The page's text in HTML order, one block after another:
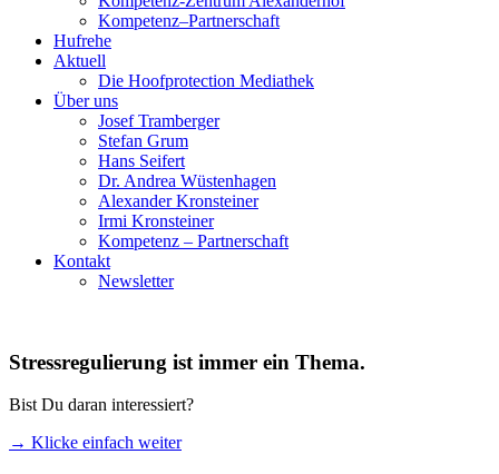
Kompetenz–Partnerschaft
Hufrehe
Aktuell
Die Hoofprotection Mediathek
Über uns
Josef Tramberger
Stefan Grum
Hans Seifert
Dr. Andrea Wüstenhagen
Alexander Kronsteiner
Irmi Kronsteiner
Kompetenz – Partnerschaft
Kontakt
Newsletter
Stressregulierung ist immer ein Thema.
Bist Du daran interessiert?
→ Klicke einfach weiter